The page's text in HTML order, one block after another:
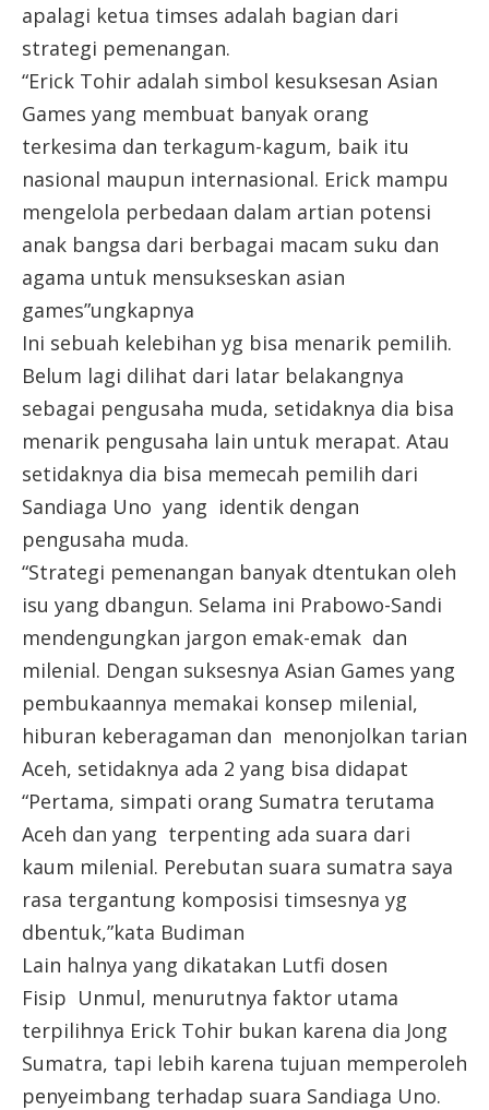
apalagi ketua timses adalah bagian dari
strategi pemenangan.
“Erick Tohir adalah simbol kesuksesan Asian
Games yang membuat banyak orang
terkesima dan terkagum-kagum, baik itu
nasional maupun internasional. Erick mampu
mengelola perbedaan dalam artian potensi
anak bangsa dari berbagai macam suku dan
agama untuk mensukseskan asian
games”ungkapnya
Ini sebuah kelebihan yg bisa menarik pemilih.
Belum lagi dilihat dari latar belakangnya
sebagai pengusaha muda, setidaknya dia bisa
menarik pengusaha lain untuk merapat. Atau
setidaknya dia bisa memecah pemilih dari
Sandiaga Uno yang identik dengan
pengusaha muda.
“Strategi pemenangan banyak dtentukan oleh
isu yang dbangun. Selama ini Prabowo-Sandi
mendengungkan jargon emak-emak dan
milenial. Dengan suksesnya Asian Games yang
pembukaannya memakai konsep milenial,
hiburan keberagaman dan menonjolkan tarian
Aceh, setidaknya ada 2 yang bisa didapat
“Pertama, simpati orang Sumatra terutama
Aceh dan yang terpenting ada suara dari
kaum milenial. Perebutan suara sumatra saya
rasa tergantung komposisi timsesnya yg
dbentuk,”kata Budiman
Lain halnya yang dikatakan Lutfi dosen
Fisip Unmul, menurutnya faktor utama
terpilihnya Erick Tohir bukan karena dia Jong
Sumatra, tapi lebih karena tujuan memperoleh
penyeimbang terhadap suara Sandiaga Uno.